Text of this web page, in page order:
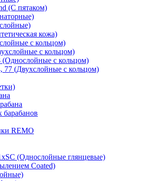
(С пятаком)
кожа)
с кольцом)
с кольцом)
(Однослойные с кольцом)
77 (Двухслойные с кольцом)
REMO
(Однослойные глянцевые)
Coated)